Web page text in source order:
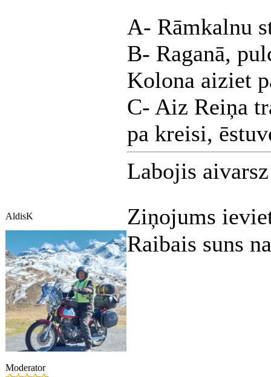
A- Rāmkalnu
B- Raganā,
Kolona aiziet
C- Aiz Reiņa
pa kreisi,
Labojis
AldisK Ziņojums
Moderator
Raibais suns